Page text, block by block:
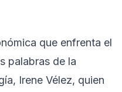
que enfrenta el
palabras de la
Irene Vélez, quien